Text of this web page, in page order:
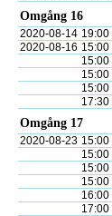
Omgång 16
2020-08-14 19:00
2020-08-16 15:00
15:00
15:00
15:00
17:30
Omgång 17
2020-08-23 15:00
15:00
15:00
15:00
16:00
17:00